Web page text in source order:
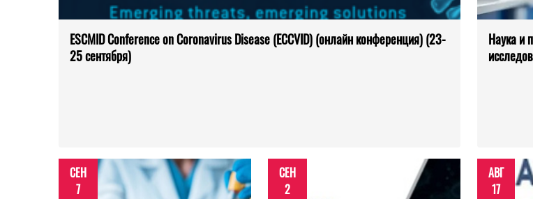
ESCMID Conference on Coronavirus Disease (ECCVID) (онлайн конференция) (23-
25 сентября)
Наука и
СЕН
7
СЕН
2
АВГ
17